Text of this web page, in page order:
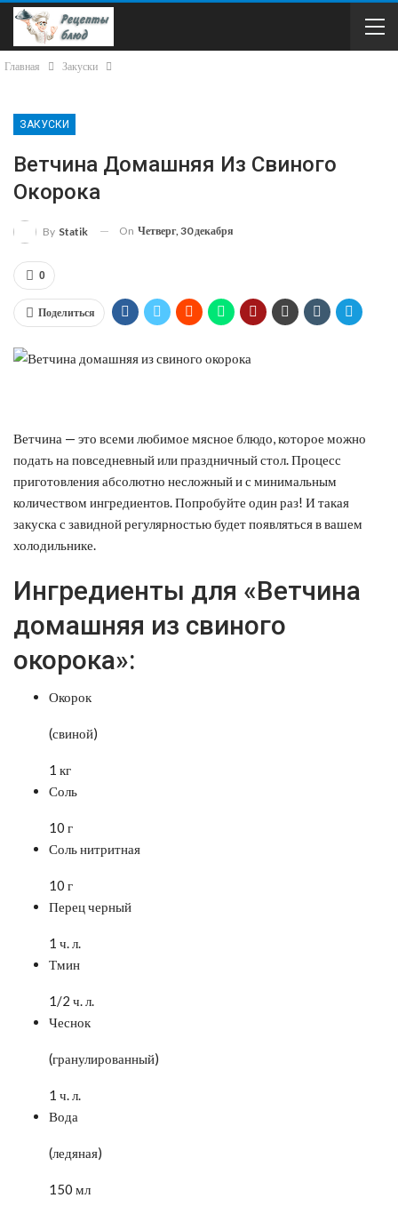
Главная Закуски
ЗАКУСКИ
Ветчина Домашняя Из Свиного
Окорока
By Statik On Четверг, 30 декабря
0
Поделиться
Ветчина — это всеми любимое мясное блюдо, которое можно
подать на повседневный или праздничный стол. Процесс
приготовления абсолютно несложный и с минимальным
количеством ингредиентов. Попробуйте один раз! И такая
закуска с завидной регулярностью будет появляться в вашем
холодильнике.
Ингредиенты для «Ветчина
домашняя из свиного
окорока»:
Окорок
(свиной)
1 кг
Соль
10 г
Соль нитритная
10 г
Перец черный
1 ч. л.
Тмин
1/2 ч. л.
Чеснок
(гранулированный)
1 ч. л.
Вода
(ледяная)
150 мл